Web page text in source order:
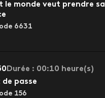
le monde veut prendre sa
6631
Durée : 00:10 heure(s)
de passe
156